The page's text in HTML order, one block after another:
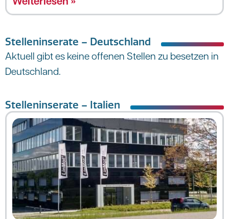
Stelleninserate – Deutschland
Aktuell gibt es keine offenen Stellen zu besetzen in
Deutschland.
Stelleninserate – Italien